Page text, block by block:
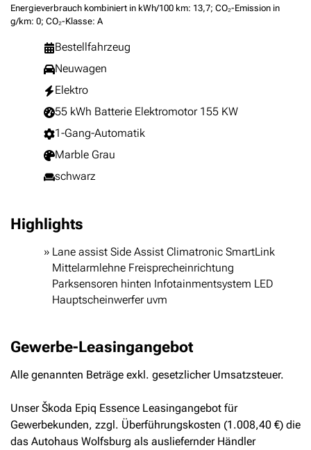
Energieverbrauch kombiniert in kWh/100 km: 13,7; CO₂-Emission in
g/km: 0; CO₂-Klasse: A
Bestellfahrzeug
Neuwagen
Elektro
55 kWh Batterie Elektromotor 155 KW
1-Gang-Automatik
Marble Grau
schwarz
Highlights
Lane assist Side Assist Climatronic SmartLink
Mittelarmlehne Freisprecheinrichtung
Parksensoren hinten Infotainmentsystem LED
Hauptscheinwerfer uvm
Gewerbe-Leasingangebot
Alle genannten Beträge exkl. gesetzlicher Umsatzsteuer.
Unser Škoda Epiq Essence Leasingangebot für
Gewerbekunden, zzgl. Überführungskosten (1.008,40 €) die
das Autohaus Wolfsburg als ausliefernder Händler